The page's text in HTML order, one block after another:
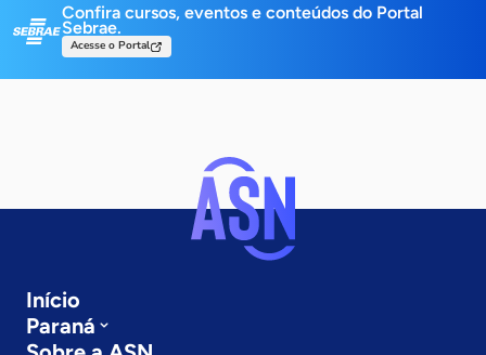
Confira cursos, eventos e conteúdos do Portal
Sebrae.
Acesse o Portal
Início
Paraná